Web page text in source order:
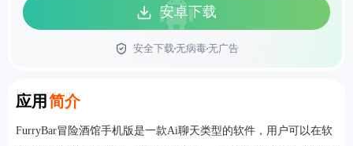
安卓下载
安全下载无病毒无广告
应用 简介
Introduction
FurryBar冒险酒馆手机版是一款Ai聊天类型的软件，用户可以在软